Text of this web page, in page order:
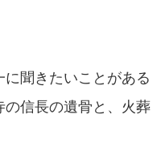
聞きたいことがある
の信長の遺骨と、火葬